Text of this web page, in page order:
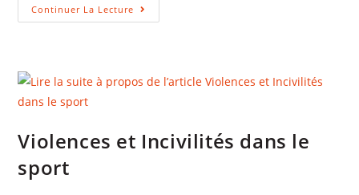
Continuer La Lecture Prépasports
Violences et Incivilités dans le
sport